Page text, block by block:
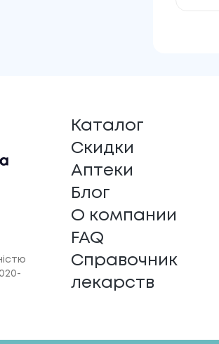
Каталог
Скидки
Аптеки
Блог
О компании
FAQ
Справочник
лекарств